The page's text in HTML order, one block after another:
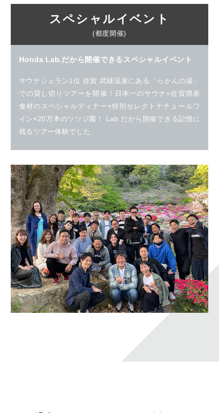
スペシャルイベント
(都度開催)
Honda Lab.だから開催できるスペシャルイベント
サウナシュラン1位 佐賀 武雄温泉にある「らかんの湯」
での貸し切りツアーを開催！日本一のサウナ×佐賀県産
食材のスペシャルディナー×特別セレクトナチュールワ
イン×20万本のツツジ園！ Lab.だから開催できる記憶に
残るツアー体験でした